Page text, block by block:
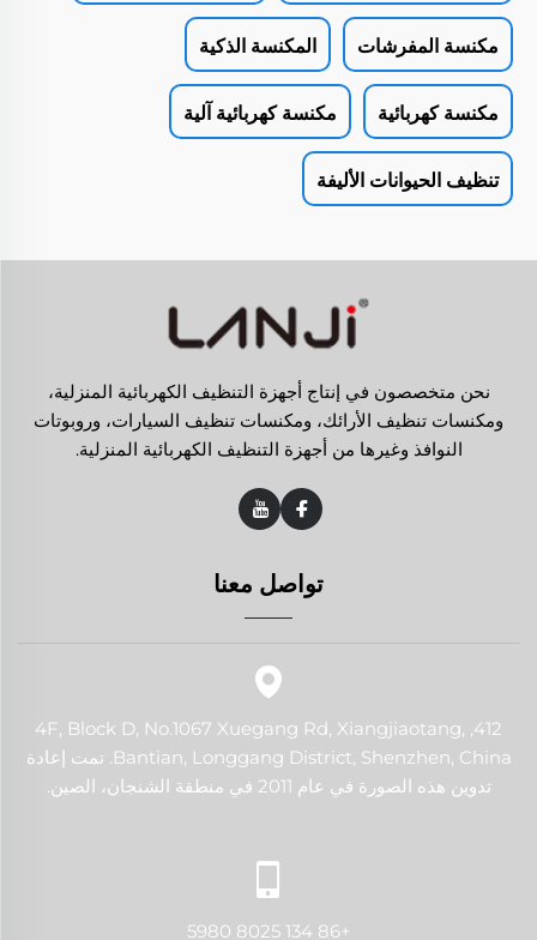
مكنسة المفرشات المكنسة الذكية
مكنسة كهربائية مكنسة كهربائية آلية
تنظيف الحيوانات الأليفة
نحن متخصصون في إنتاج أجهزة التنظيف الكهربائية المنزلية،
ومكنسات تنظيف الأرائك، ومكنسات تنظيف السيارات، وروبوتات
النوافذ وغيرها من أجهزة التنظيف الكهربائية المنزلية.
تواصل معنا
412, 4F, Block D, No.1067 Xuegang Rd, Xiangjiaotang,
Bantian, Longgang District, Shenzhen, China. تمت إعادة
تدوين هذه الصورة في عام 2011 في منطقة الشنجان، الصين.
+86 134 8025 5980